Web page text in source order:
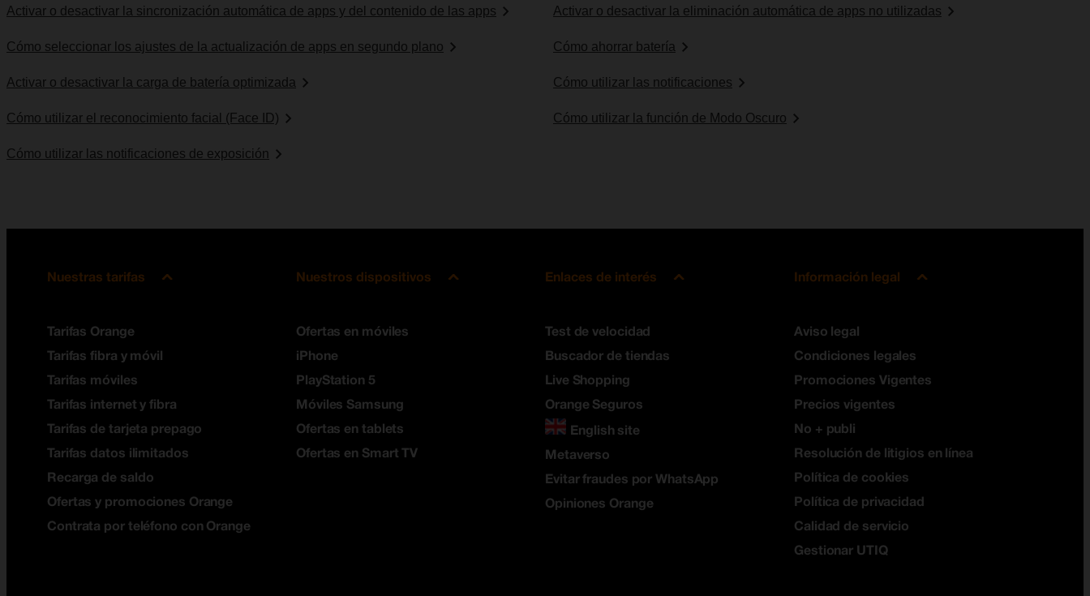
Activar o desactivar la sincronización automática de apps y del contenido de las apps Activar o desactivar la eliminación automática de apps no utilizadas
Cómo seleccionar los ajustes de la actualización de apps en segundo plano Cómo ahorrar batería
Activar o desactivar la carga de batería optimizada Cómo utilizar las notificaciones
Cómo utilizar el reconocimiento facial (Face ID) Cómo utilizar la función de Modo Oscuro
Cómo utilizar las notificaciones de exposición
Nuestras tarifas
Tarifas Orange
Tarifas fibra y móvil
Tarifas móviles
Tarifas internet y fibra
Tarifas de tarjeta prepago
Tarifas datos ilimitados
Recarga de saldo
Ofertas y promociones Orange
Contrata por teléfono con Orange
Nuestros dispositivos
Ofertas en móviles
iPhone
PlayStation 5
Móviles Samsung
Ofertas en tablets
Ofertas en Smart TV
Enlaces de interés
Test de velocidad
Buscador de tiendas
Live Shopping
Orange Seguros
English site
Metaverso
Evitar fraudes por WhatsApp
Opiniones Orange
Información legal
Aviso legal
Condiciones legales
Promociones Vigentes
Precios vigentes
No + publi
Resolución de litigios en línea
Política de cookies
Política de privacidad
Calidad de servicio
Gestionar UTIQ